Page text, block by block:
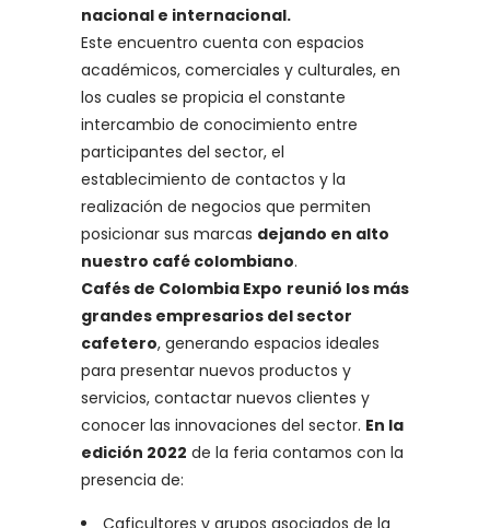
nacional e internacional.
Este encuentro cuenta con espacios
académicos, comerciales y culturales, en
los cuales se propicia el constante
intercambio de conocimiento entre
participantes del sector, el
establecimiento de contactos y la
realización de negocios que permiten
posicionar sus marcas dejando en alto
nuestro café colombiano.
Cafés de Colombia Expo reunió los más
grandes empresarios del sector
cafetero, generando espacios ideales
para presentar nuevos productos y
servicios, contactar nuevos clientes y
conocer las innovaciones del sector. En la
edición 2022 de la feria contamos con la
presencia de:
Caficultores y grupos asociados de la